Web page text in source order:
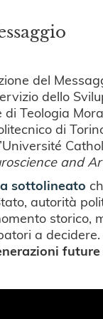
del
dello
Teologia
di
and
sottolineato
autorità
storico,
a